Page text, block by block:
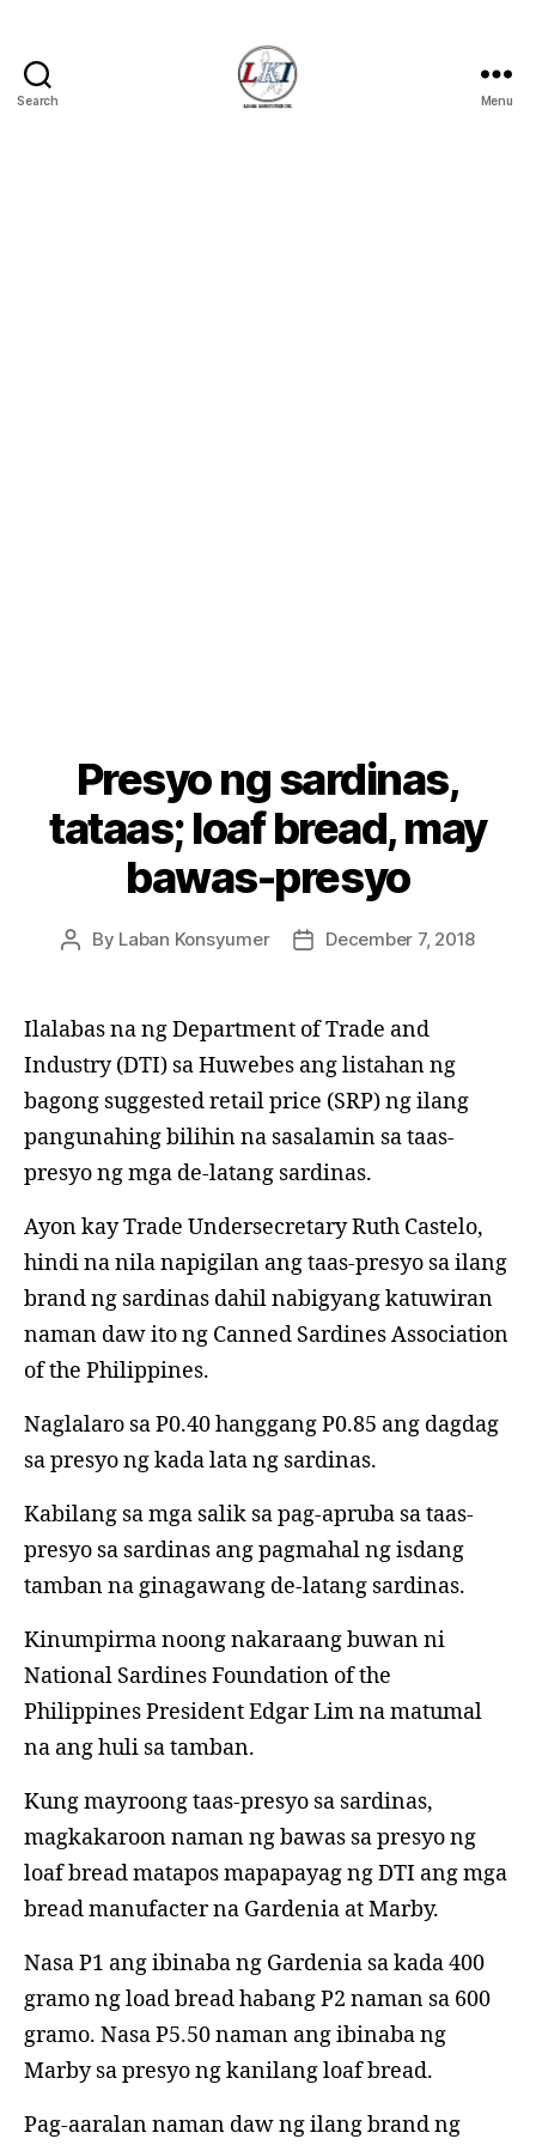
Search Menu
Categories
O
R
I
Z
E
Presyo ng sardinas,
tataas; loaf bread, may
bawas-presyo
Post
By Laban Konsyumer
PostDecember 7, 2018
Ilalabas na ng Department of Trade and
Industry (DTI) sa Huwebes ang listahan ng
bagong suggested retail price (SRP) ng ilang
pangunahing bilihin na sasalamin sa taas-
presyo ng mga de-latang sardinas.
Ayon kay Trade Undersecretary Ruth Castelo,
hindi na nila napigilan ang taas-presyo sa ilang
brand ng sardinas dahil nabigyang katuwiran
naman daw ito ng Canned Sardines Association
of the Philippines.
Naglalaro sa P0.40 hanggang P0.85 ang dagdag
sa presyo ng kada lata ng sardinas.
Kabilang sa mga salik sa pag-apruba sa taas-
presyo sa sardinas ang pagmahal ng isdang
tamban na ginagawang de-latang sardinas.
Kinumpirma noong nakaraang buwan ni
National Sardines Foundation of the
Philippines President Edgar Lim na matumal
na ang huli sa tamban.
Kung mayroong taas-presyo sa sardinas,
magkakaroon naman ng bawas sa presyo ng
loaf bread matapos mapapayag ng DTI ang mga
bread manufacter na Gardenia at Marby.
Nasa P1 ang ibinaba ng Gardenia sa kada 400
gramo ng load bread habang P2 naman sa 600
gramo. Nasa P5.50 naman ang ibinaba ng
Marby sa presyo ng kanilang loaf bread.
Pag-aaralan naman daw ng ilang brand ng